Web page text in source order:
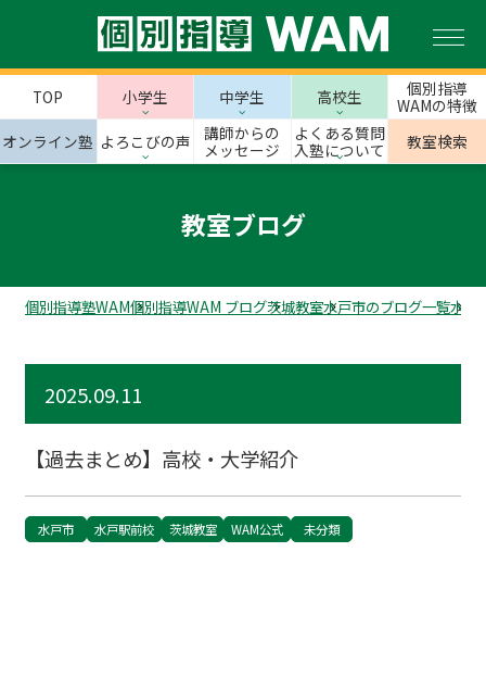
TOP 小学生 中学生 高校生
個別指導
WAMの特徴
オンライン塾 よろこびの声
講師からの
メッセージ
よくある質問
入塾について
教室検索
教室ブログ
個別指導塾WAM個別指導WAM ブログ茨城教室水戸市のブログ一覧水戸
2025.09.11
【過去まとめ】高校・大学紹介
水戸市 水戸駅前校 茨城教室 WAM公式 未分類